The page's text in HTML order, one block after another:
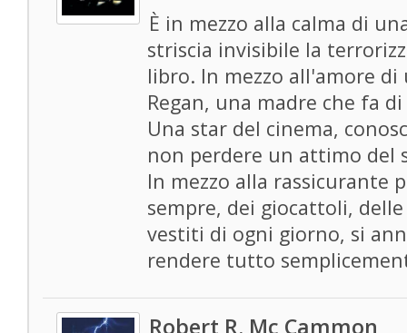
È in mezzo alla calma di
striscia invisibile la
libro. In mezzo all'amore
Regan, una madre che fa
Una star del cinema,
non perdere un attimo del
In mezzo alla rassicurante
sempre, dei giocattoli,
vestiti di ogni giorno, si
rendere tutto
Robert R. Mc Cammon